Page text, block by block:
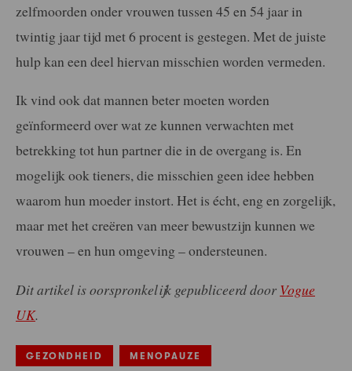
zelfmoorden onder vrouwen tussen 45 en 54 jaar in
twintig jaar tijd met 6 procent is gestegen. Met de juiste
hulp kan een deel hiervan misschien worden vermeden.
Ik vind ook dat mannen beter moeten worden
geïnformeerd over wat ze kunnen verwachten met
betrekking tot hun partner die in de overgang is. En
mogelijk ook tieners, die misschien geen idee hebben
waarom hun moeder instort. Het is écht, eng en zorgelijk,
maar met het creëren van meer bewustzijn kunnen we
vrouwen – en hun omgeving – ondersteunen.
Dit artikel is oorspronkelijk gepubliceerd door Vogue
UK.
GEZONDHEID MENOPAUZE